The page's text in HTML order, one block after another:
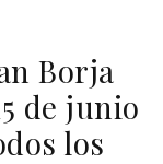
Borja
de junio
los